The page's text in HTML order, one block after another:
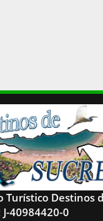
Turístico Destinos
J-40984420-0